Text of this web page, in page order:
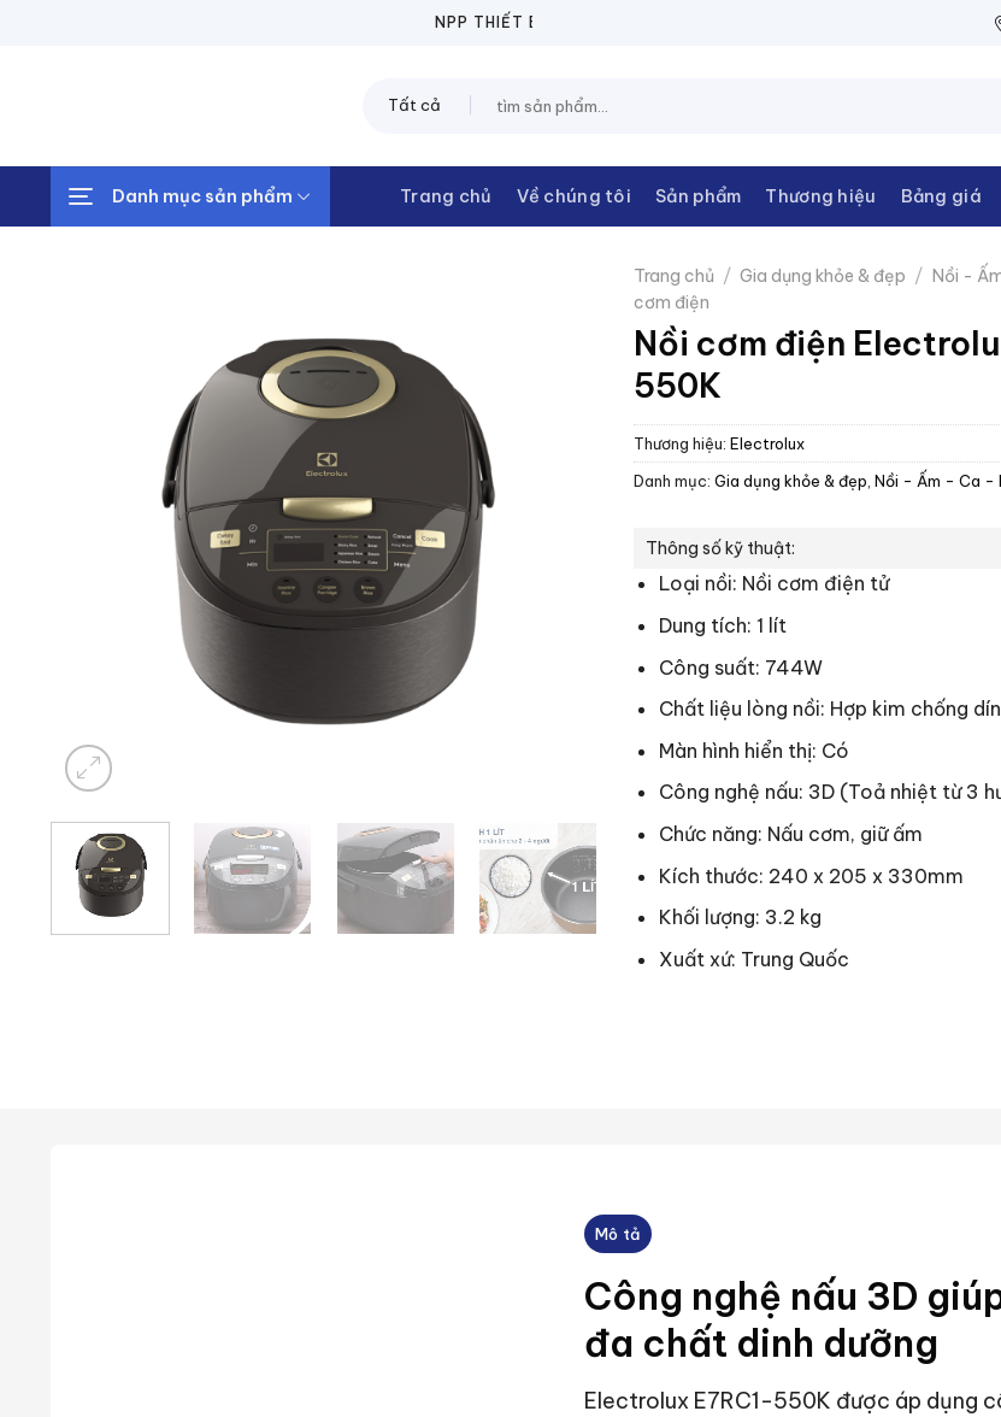
NPP THIẾT BỊ ĐIỆN THANH CHÂU NPP
kiếm:
Danh mục sản phẩm Trang chủ Về chúng tôi Sản phẩm Thương hiệu Bảng giá
Trang chủ / Gia dụng khỏe & đẹp / Nồi -
cơm điện
Nồi cơm điện
550K
Thương hiệu: Electrolux
Danh mục: Gia dụng khỏe & đẹp Nồi - Ấm - Ca -
Thông số kỹ thuật:
Loại nồi: Nồi cơm điện tử
Dung tích: 1 lít
Công suất: 744W
Chất liệu lòng nồi: Hợp kim chống
Màn hình hiển thị: Có
Công nghệ nấu: 3D (Toả nhiệt từ 3
Chức năng: Nấu cơm, giữ ấm
Kích thước: 240 x 205 x 330mm
Khối lượng: 3.2 kg
Xuất xứ: Trung Quốc
Mô tả
Công nghệ nấu 3D
đa chất dinh dưỡng
Electrolux E7RC1-550K được áp dụng